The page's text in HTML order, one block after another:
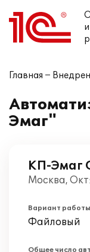
Главная
Эмаг"
КП-Эмаг
Москва,
Вариант работы
Файловый
Общее число